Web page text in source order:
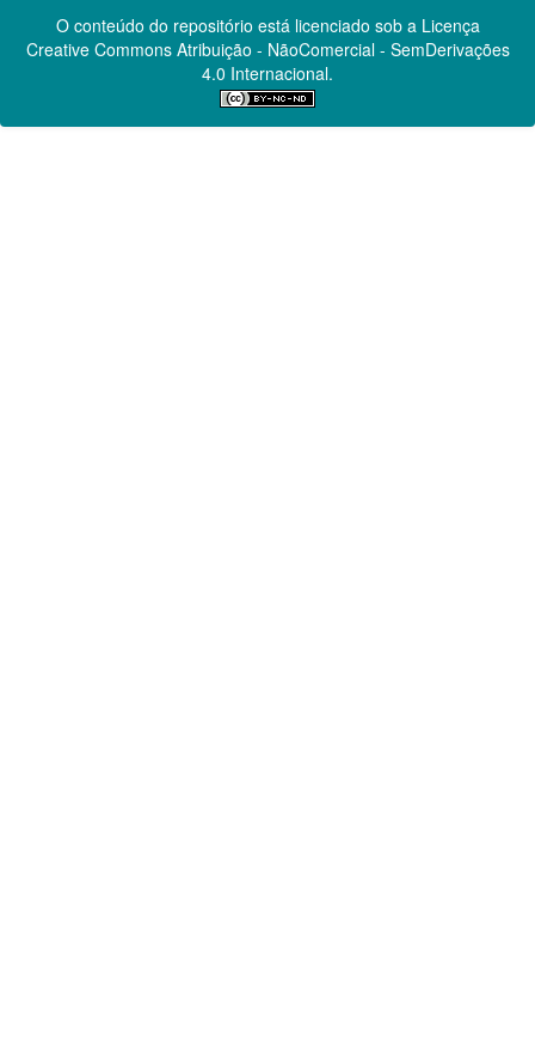
O conteúdo do repositório está licenciado sob a Licença
Creative CommonsAtribuição - NãoComercial - SemDerivações
4.0 Internacional.